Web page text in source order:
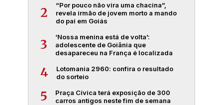
2
“Por pouco não vira uma chacina”,
revela irmão de jovem morto a mando
do pai em Goiás
3
‘Nossa menina está de volta’:
adolescente de Goiânia que
desapareceu na França é localizada
4
Lotomania 2960: confira o resultado
do sorteio
5
Praça Cívica terá exposição de 300
carros antigos neste fim de semana